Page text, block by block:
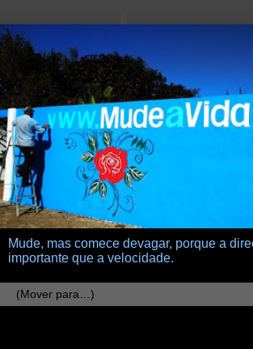
Mude, mas comece devagar, porque a
importante que a velocidade.